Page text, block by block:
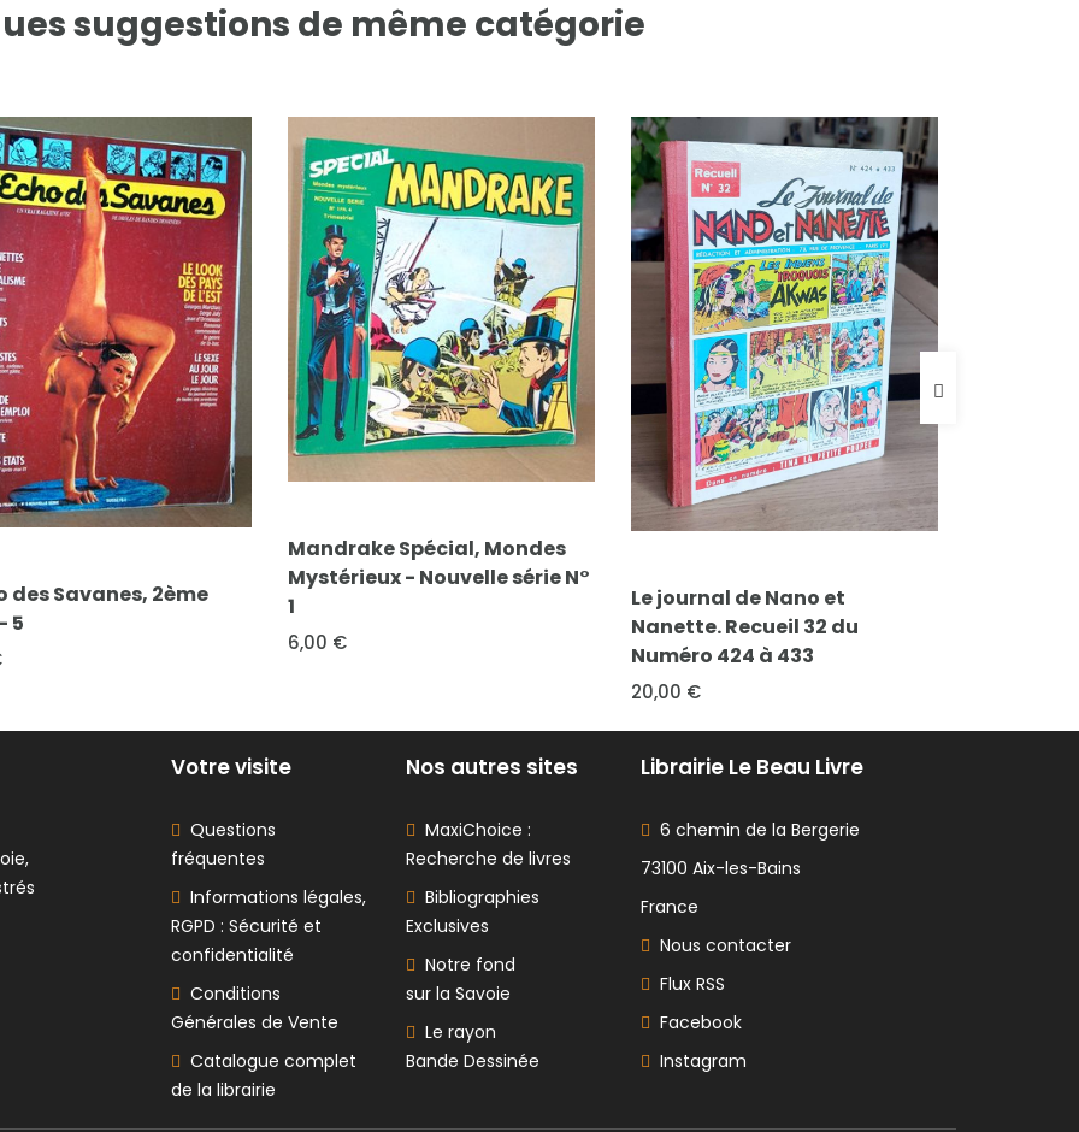
suggestions de même catégorie
FICHE COMPLÈTE
Mandrake Spécial, Mondes
Mystérieux - Nouvelle série N°
1
FICHE COMPLÈTE
Nanette. Recueil 32 du
Super J N° 22 - Un univers
aquatique
Votre visite
Questions
fréquentes
Informations légales,
RGPD : Sécurité et
confidentialité
Conditions
Générales de Vente
Catalogue complet
de la librairie
Nos autres sites
MaxiChoice :
Recherche de livres
Bibliographies
Exclusives
Notre fond
sur la Savoie
Le rayon
Bande Dessinée
Librairie Le Beau Livre
6 chemin de la Bergerie
73100 Aix-les-Bains
France
Nous contacter
Flux RSS
Facebook
Instagram